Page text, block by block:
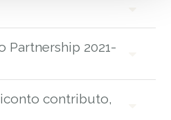
Partnership 2021-
contributo,